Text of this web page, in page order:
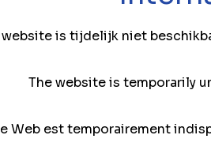
website is tijdelijk niet
The website is temporarily
Web est temporairement